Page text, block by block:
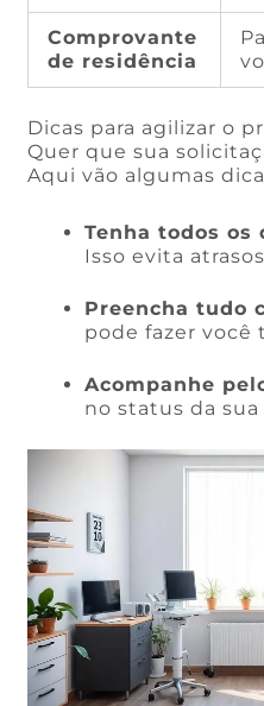
Comprovante
de residência
Dicas para agilizar o
Quer que sua
Aqui vão algumas
Tenha todos os
Isso evita
Preencha tudo
pode fazer você
Acompanhe
no status da